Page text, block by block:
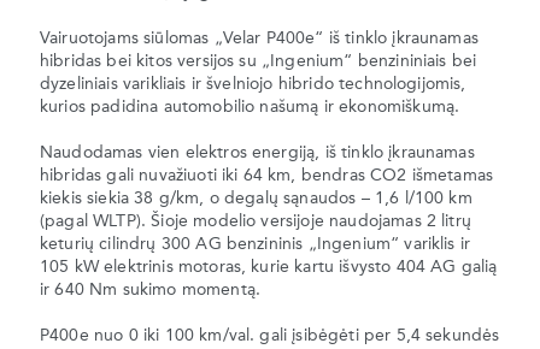
Vairuotojams siūlomas „Velar P400e“ iš tinklo įkraunamas
hibridas bei kitos versijos su „Ingenium“ benzininiais bei
dyzeliniais varikliais ir švelniojo hibrido technologijomis,
kurios padidina automobilio našumą ir ekonomiškumą.
Naudodamas vien elektros energiją, iš tinklo įkraunamas
hibridas gali nuvažiuoti iki 64 km, bendras CO2 išmetamas
kiekis siekia 38 g/km, o degalų sąnaudos – 1,6 l/100 km
(pagal WLTP). Šioje modelio versijoje naudojamas 2 litrų
keturių cilindrų 300 AG benzininis „Ingenium“ variklis ir
105 kW elektrinis motoras, kurie kartu išvysto 404 AG galią
ir 640 Nm sukimo momentą.
P400e nuo 0 iki 100 km/val. gali įsibėgėti per 5,4 sekundės